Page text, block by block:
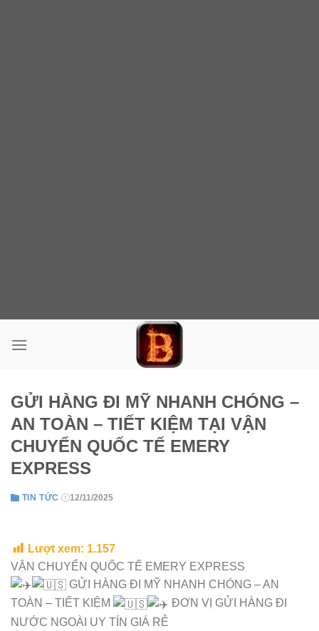
GỬI HÀNG ĐI MỸ NHANH CHÓNG –
AN TOÀN – TIẾT KIỆM TẠI VẬN
CHUYỂN QUỐC TẾ EMERY
EXPRESS
TIN TỨC 12/11/2025
Lượt xem: 1.157
VẬN CHUYỂN QUỐC TẾ EMERY EXPRESS
GỬI HÀNG ĐI MỸ NHANH CHÓNG – AN
TOÀN – TIẾT KIỆM
ĐƠN VỊ GỬI HÀNG ĐI
NƯỚC NGOÀI UY TÍN GIÁ RẺ